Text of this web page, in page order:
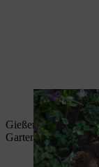
Die Pflanzen
Gießen Sie die
Gartenschlauch an.